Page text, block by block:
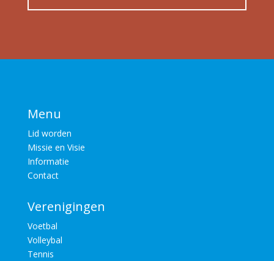
Menu
Lid worden
Missie en Visie
Informatie
Contact
Verenigingen
Voetbal
Volleybal
Tennis